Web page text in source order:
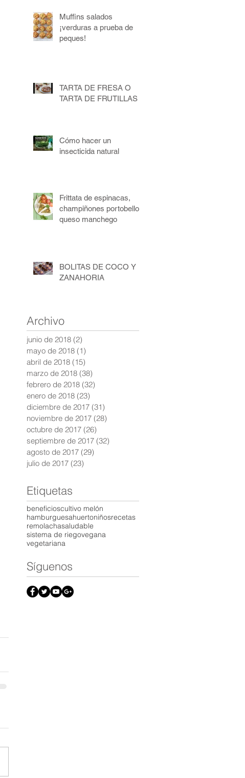
Muffins salados
¡verduras a prueba de
peques!
TARTA DE FRESA O
TARTA DE FRUTILLAS
Cómo hacer un
insecticida natural
Frittata de espinacas,
champiñones portobello y
queso manchego
BOLITAS DE COCO Y
ZANAHORIA
Archivo
junio de 2018 (2)
mayo de 2018 (1)
abril de 2018 (15)
marzo de 2018 (38)
febrero de 2018 (32)
enero de 2018 (23)
diciembre de 2017 (31)
noviembre de 2017 (28)
octubre de 2017 (26)
septiembre de 2017 (32)
agosto de 2017 (29)
julio de 2017 (23)
Etiquetas
beneficioscultivo melón
hamburguesahuertoniñosrecetas
remolachasaludable
sistema de riegovegana
vegetariana
Síguenos